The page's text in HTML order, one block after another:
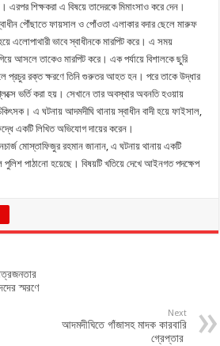
শিক্ষকরা এ বিষয়ে তাদেরকে মিমাংসাও করে দেন।
পৌঁছাতে ফায়সাল ও পোঁওতা এলাকার বদার ছেলে মারুফ
এলোপাথারী ভাবে স্বাধীনকে মারপিট করে। এ সময়
আসলে তাকেও মারপিট করে। এক পর্যায়ে বিশালকে ছুরি
প্রচুর রক্ত ক্ষরণে তিনি গুরুতর আহত হন। পরে তাকে উদ্ধার
ভর্তি করা হয়। সেখানে তার অবস্থার অবনতি হওয়ায়
এ ঘটনায় আদমদীঘি থানায় স্বাধীন বাদী হয়ে ফাইসাল,
একটি লিখিত অভিযোগ দায়ের করেন।
মোস্তাফিজুর রহমান জানান, এ ঘটনায় থানায় একটি
পাঠানো হয়েছে। বিষয়টি খতিয়ে দেখে আইনগত পদক্ষেপ
স্মরণে
Next
আদমদীঘিতে গাঁজাসহ মাদক কারবারি
গ্রেপ্তার